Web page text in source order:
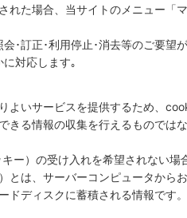
れた場合、当サイトのメニュー「
･訂正･利用停止･消去等のご要望
対応します｡
よいサービスを提供するため、
きる情報の収集を行えるものでは
ー）の受け入れを希望されない場
とは、サーバーコンピュータから
ドディスクに蓄積される情報です。